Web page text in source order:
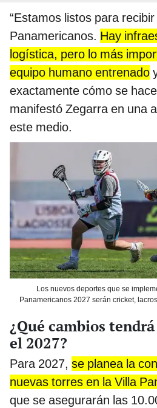
“Estamos listos para
Panamericanos. Hay
logística, pero lo más
equipo humano entrenado
exactamente cómo se
manifestó Zegarra en una
este medio.
Los nuevos deportes que se
Panamericanos 2027 serán cricket,
¿Qué cambios
el 2027?
Para 2027, se planea la
nuevas torres en la Villa
que se asegurarán las